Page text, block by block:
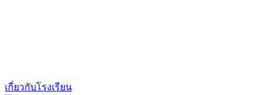
เกี่ยวกับโรงเรียน